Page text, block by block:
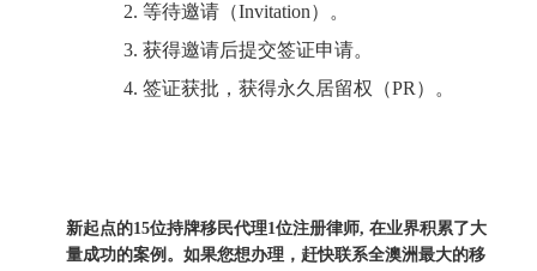
2. 等待邀请（Invitation）。
3. 获得邀请后提交签证申请。
4. 签证获批，获得永久居留权（PR）。
新起点的15位持牌移民代理1位注册律师, 在业界积累了大
量成功的案例。如果您想办理，赶快联系全澳洲最大的移